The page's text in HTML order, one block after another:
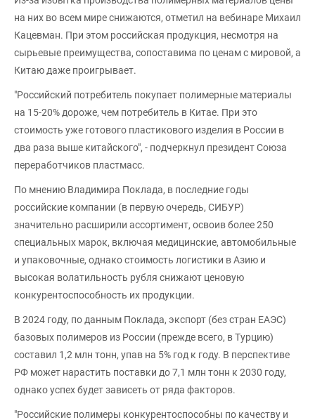
на них во всем мире снижаются, отметил на вебинаре Михаил
Кацевман. При этом российская продукция, несмотря на
сырьевые преимущества, сопоставима по ценам с мировой, а
Китаю даже проигрывает.
"Российский потребитель покупает полимерные материалы
на 15-20% дороже, чем потребитель в Китае. При это
стоимость уже готового пластикового изделия в России в
два раза выше китайского", - подчеркнул президент Союза
переработчиков пластмасс.
По мнению Владимира Поклада, в последние годы
российские компании (в первую очередь, СИБУР)
значительно расширили ассортимент, освоив более 250
специальных марок, включая медицинские, автомобильные
и упаковочные, однако стоимость логистики в Азию и
высокая волатильность рубля снижают ценовую
конкурентоспособность их продукции.
В 2024 году, по данным Поклада, экспорт (без стран ЕАЭС)
базовых полимеров из России (прежде всего, в Турцию)
составил 1,2 млн тонн, упав на 5% год к году. В перспективе
РФ может нарастить поставки до 7,1 млн тонн к 2030 году,
однако успех будет зависеть от ряда факторов.
"Российские полимеры конкурентоспособны по качеству и